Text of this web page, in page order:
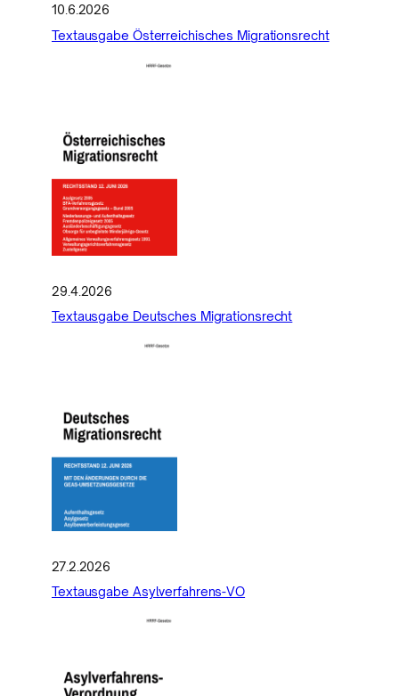
10.6.2026
Textausgabe Österreichisches Migrationsrecht
29.4.2026
Textausgabe Deutsches Migrationsrecht
27.2.2026
Textausgabe Asylverfahrens-VO